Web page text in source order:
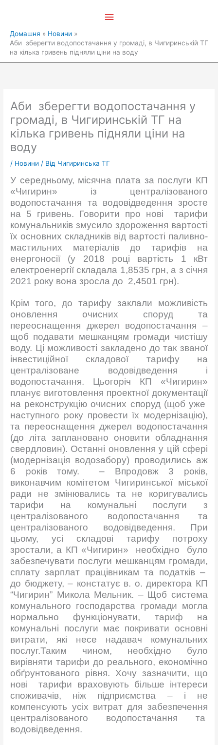
Домашня
Новини
Аби зберегти водопостачання у громаді, в Чигиринській ТГ
на кілька гривень підняли ціни на воду
Аби зберегти водопостачання у
громаді, в Чигиринській ТГ на
кілька гривень підняли ціни на
воду
/ Новини / Від Чигиринська ТГ
У середньому, місячна плата за послуги КП
«Чигирин» із централізованого
водопостачання та водовідведення зросте
на 5 гривень. Говорити про нові тарифи
комунальників змусило здороження вартості
їх основних складників від вартості паливно-
мастильних матеріалів до тарифів на
енергоносії (у 2018 році вартість 1 кВт
електроенергії складала 1,8535 грн, а з січня
2021 року вона зросла до 2,4501 грн).
Крім того, до тарифу заклали можливість
оновлення очисних споруд та
переоснащення джерел водопостачання –
щоб подавати мешканцям громади чистішу
воду. Ці можливості закладено до так званої
інвестиційної складової тарифу на
централізоване водовідведення і
водопостачання. Цьогоріч КП «Чигирин»
планує виготовлення проектної документації
на реконструкцію очисних споруд (щоб уже
наступного року провести їх модернізацію),
та переоснащення джерел водопостачання
(до літа заплановано оновити обладнання
свердловин). Останні оновлення у цій сфері
(модернізація водозабору) проводились аж
6 років тому. – Впродовж 3 років,
виконавчим комітетом Чигиринської міської
ради не змінювались та не коригувались
тарифи на комунальні послуги з
централізованого водопостачання та
централізованого водовідведення. При
цьому, усі складові тарифу потроху
зростали, а КП «Чигирин» необхідно було
забезпечувати послуги мешканцям громади,
сплату зарплат працівникам та податків –
до бюджету, – констатує в. о. директора КП
“Чигирин” Микола Мельник. – Щоб система
комунального господарства громади могла
нормально функціонувати, тариф на
комунальні послуги має покривати основні
витрати, які несе надавач комунальних
послуг.Таким чином, необхідно було
вирівняти тарифи до реального, економічно
обґрунтованого рівня. Хочу зазначити, що
нові тарифи враховують більше інтереси
споживачів, ніж підприємства – і не
компенсують усіх витрат для забезпечення
централізованого водопостачання та
водовідведення.